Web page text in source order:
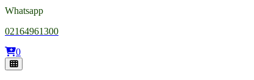
Whatsapp
02164961300
0